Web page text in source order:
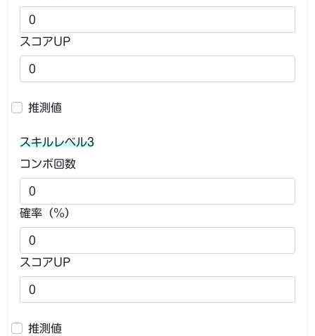
スコアUP
推測値
スキルレベル3
コンボ回数
確率（％）
スコアUP
推測値